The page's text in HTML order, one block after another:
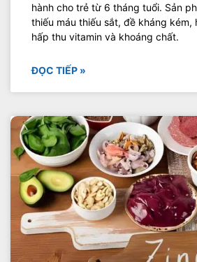
hành cho trẻ từ 6 tháng tuổi. Sản
thiếu máu thiếu sắt, đề kháng kém,
hấp thu vitamin và khoáng chất.
ĐỌC TIẾP »